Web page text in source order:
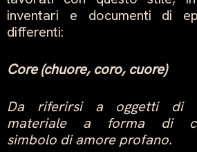
inventari e documenti di
differenti:
Core (chuore, coro, cuore)
Da riferirsi a oggetti di
materiale a forma di
simbolo di amore profano.